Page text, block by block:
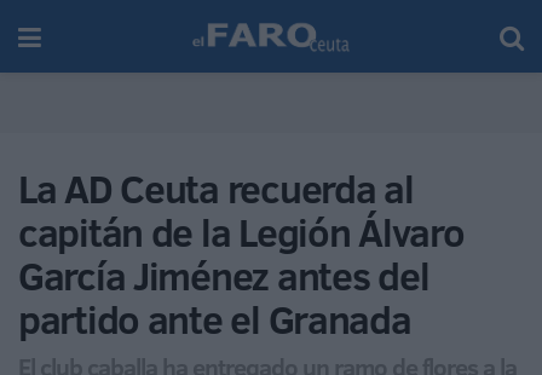
La AD Ceuta recuerda al
capitán de la Legión Álvaro
García Jiménez antes del
partido ante el Granada
El club caballa ha entregado un ramo de flores a la